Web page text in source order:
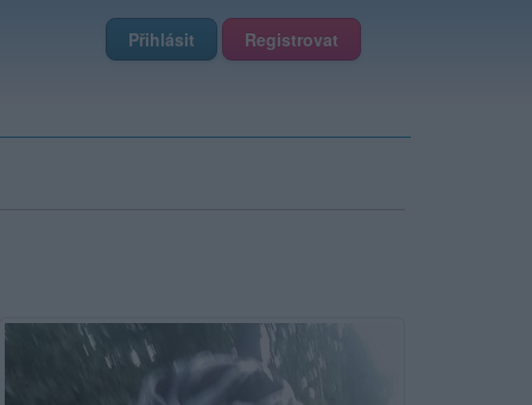
Přihlásit Registrovat